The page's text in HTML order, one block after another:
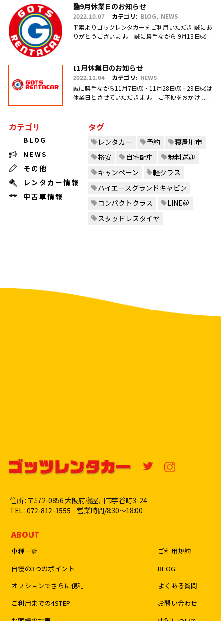
🎑9月休業日のお知らせ
2022.10.07 カテゴリ: BLOG
NEWS
平素よりゴッツレンタカーをご利用いただき 誠にあ
りがとうございます。 誠に勝手ながら 9月13日㈫・
11月休業日のお知らせ
2022.11.04 カテゴリ: NEWS
誠に勝手ながら11月7日㈪・11月28日㈪・29日㈫は
休業日とさせていただきます。 ご不便をおかけしま
カテゴリ
BLOG
NEWS
その他
レンタカー情報
中古車情報
タグ
レンタカー 予約
寝屋川市
格安
自宅配車
無料送迎
キャンペーン
軽クラス
ハイエースグランドキャビン
コンパクトクラス
LINE＠
スタッドレスタイヤ
住所 : 〒572-0856 大阪府寝屋川市宇谷町3-24
TEL : 072-812-1555 営業時間/8:30〜18:00
ABOUT
車種一覧
ご利用規約
自慢の3つのポイント
BLOG
オプションでさらに便利
よくある質問
ご利用までの4STEP
お問い合わせ